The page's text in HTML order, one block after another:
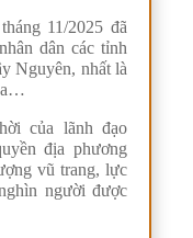
11/2025 đã
dân các tỉnh
Nguyên, nhất là
của lãnh đạo
địa phương
vũ trang, lực
người được